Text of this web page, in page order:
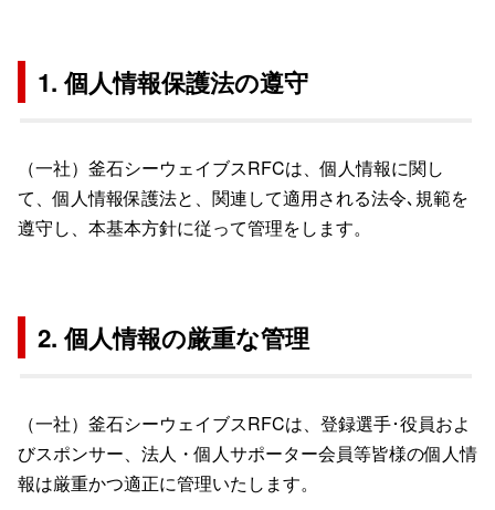
1. 個人情報保護法の遵守
（一社）釜石シーウェイブスRFCは、個人情報に関し
て、個人情報保護法と、関連して適用される法令､規範を
遵守し、本基本方針に従って管理をします。
2. 個人情報の厳重な管理
（一社）釜石シーウェイブスRFCは、登録選手･役員およ
びスポンサー、法人・個人サポーター会員等皆様の個人情
報は厳重かつ適正に管理いたします。